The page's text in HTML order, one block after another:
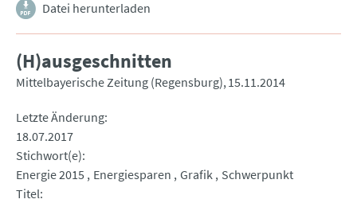
Datei herunterladen
(H)ausgeschnitten
Mittelbayerische Zeitung (Regensburg) 15.11.2014
Letzte Änderung
18.07.2017
Stichwort(e)
Energie 2015
Energiesparen Grafik Schwerpunkt
Titel